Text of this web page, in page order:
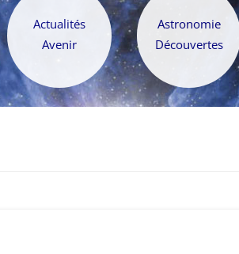
au
contenu
Actualités
Avenir
Astronomie
Découvertes